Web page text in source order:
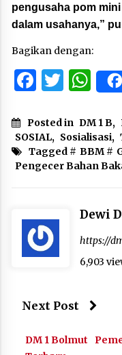
pengusaha pom
dalam usahanya,”
Bagikan dengan:
Posted in DM 1 B,
SOSIAL, Sosialisasi,
Tagged # BBM #
Pengecer Bahan
Dewi
https://
6,903
Next Post
DM 1 Bolmut